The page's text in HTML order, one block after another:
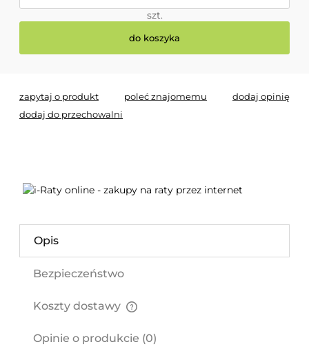
szt.
do koszyka
zapytaj o produkt poleć znajomemu
dodaj opinię
dodaj do przechowalni
Opis
Bezpieczeństwo
Koszty dostawy
Opinie o produkcie (0)